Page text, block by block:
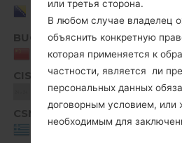
Bosnia and
Herzegovina
BUO
China
CIS
Unknown
CSM
или третья сторона.
В любом случае владелец
объяснить конкретную
которая применяется к
частности, является ли
персональных данных
договорным условием, или
необходимым для